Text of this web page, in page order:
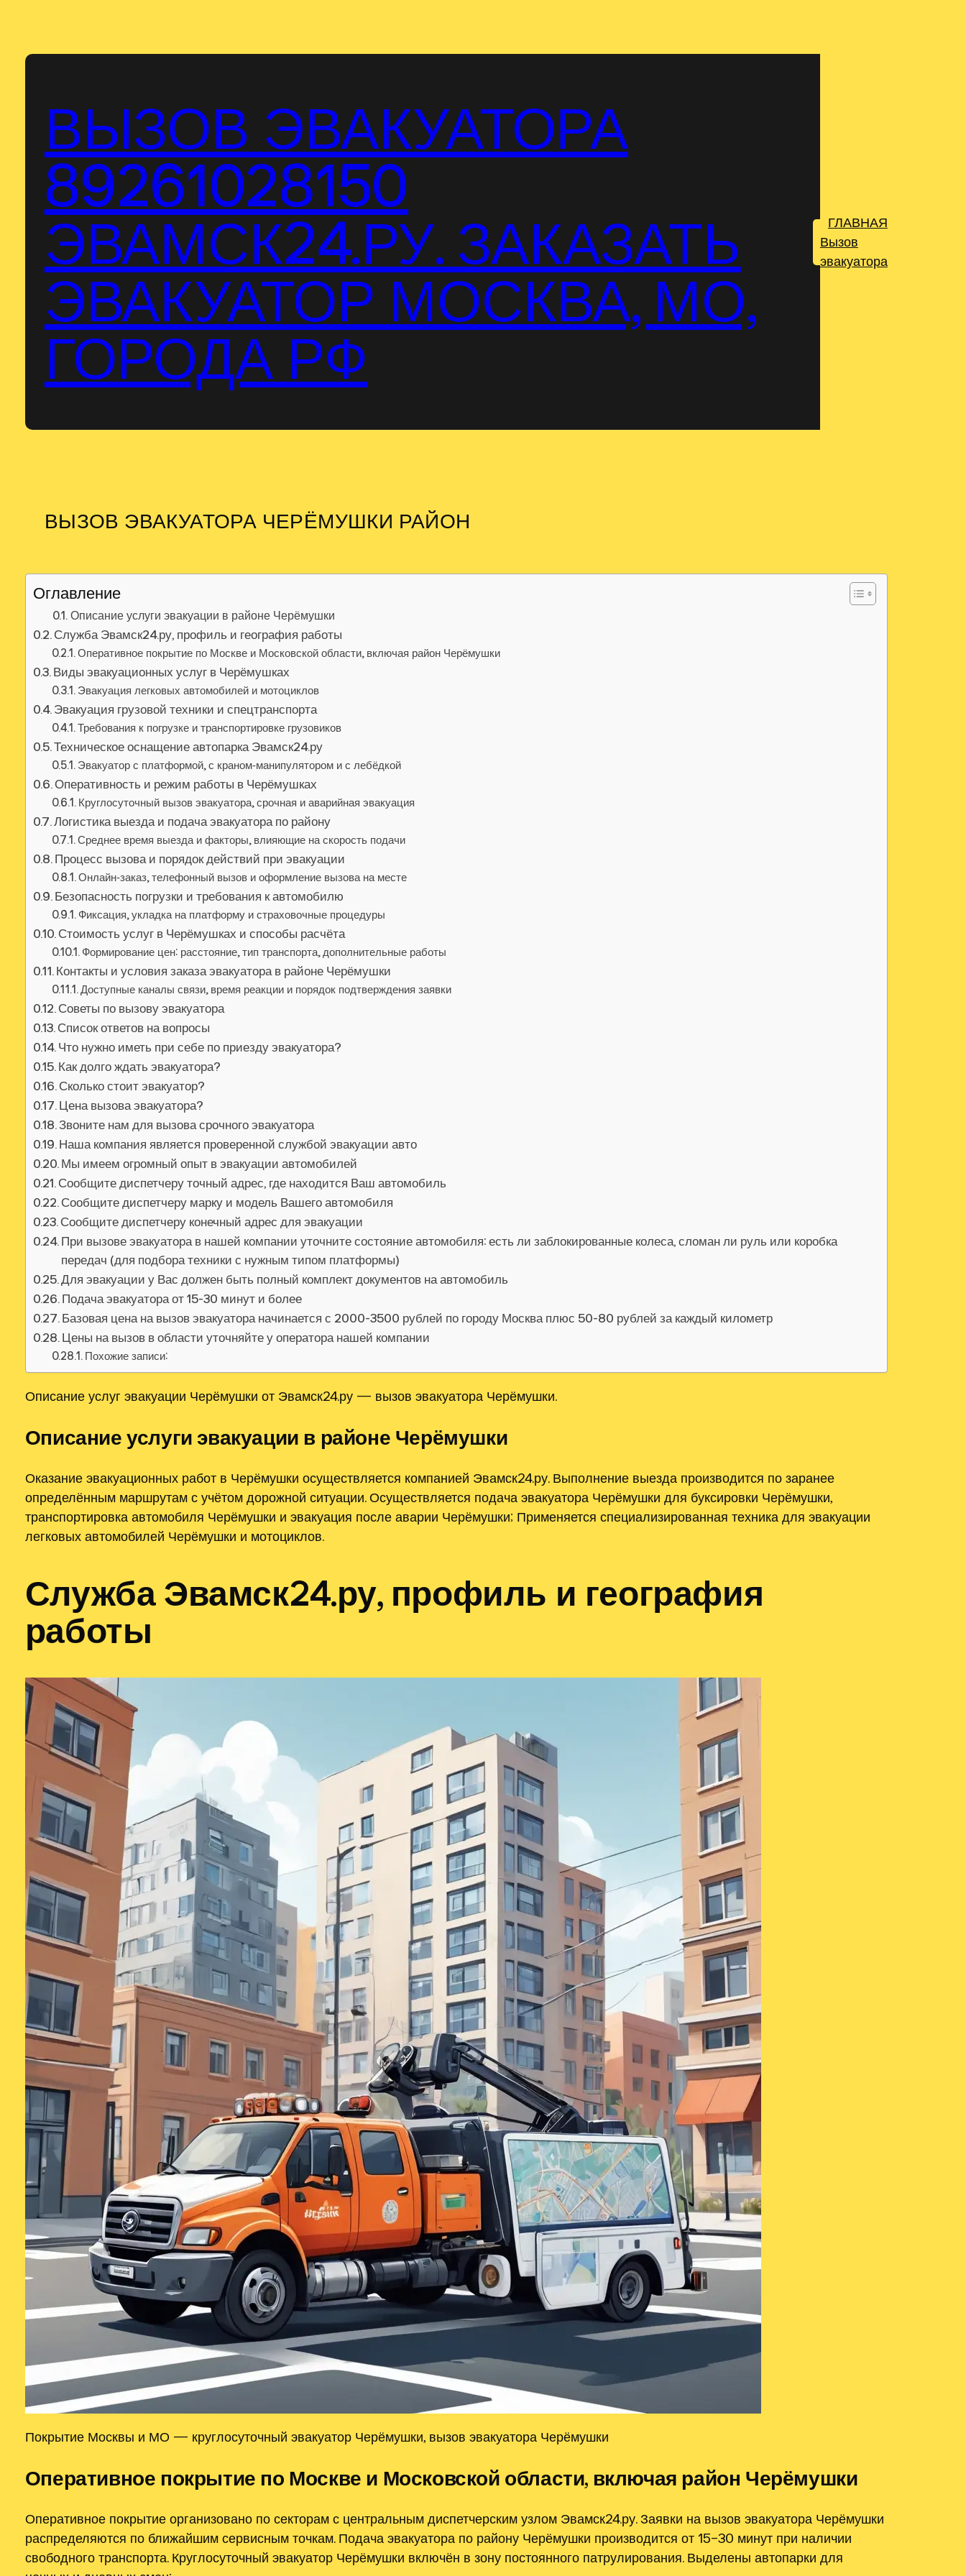
содержимому
ВЫЗОВ ЭВАКУАТОРА
89261028150
ЭВАМСК24.РУ. ЗАКАЗАТЬ
ЭВАКУАТОР МОСКВА, МО,
ГОРОДА РФ
ГЛАВНАЯ
Вызов
эвакуатора
ВЫЗОВ ЭВАКУАТОРА ЧЕРЁМУШКИ РАЙОН
Оглавление
Описание услуги эвакуации в районе Черёмушки
Служба Эвамск24.ру, профиль и география работы
Оперативное покрытие по Москве и Московской области, включая район Черёмушки
Виды эвакуационных услуг в Черёмушках
Эвакуация легковых автомобилей и мотоциклов
Эвакуация грузовой техники и спецтранспорта
Требования к погрузке и транспортировке грузовиков
Техническое оснащение автопарка Эвамск24.ру
Эвакуатор с платформой, с краном‑манипулятором и с лебёдкой
Оперативность и режим работы в Черёмушках
Круглосуточный вызов эвакуатора, срочная и аварийная эвакуация
Логистика выезда и подача эвакуатора по району
Среднее время выезда и факторы, влияющие на скорость подачи
Процесс вызова и порядок действий при эвакуации
Онлайн‑заказ, телефонный вызов и оформление вызова на месте
Безопасность погрузки и требования к автомобилю
Фиксация, укладка на платформу и страховочные процедуры
Стоимость услуг в Черёмушках и способы расчёта
Формирование цен: расстояние, тип транспорта, дополнительные работы
Контакты и условия заказа эвакуатора в районе Черёмушки
Доступные каналы связи, время реакции и порядок подтверждения заявки
Советы по вызову эвакуатора
Список ответов на вопросы
Что нужно иметь при себе по приезду эвакуатора?
Как долго ждать эвакуатора?
Сколько стоит эвакуатор?
Цена вызова эвакуатора?
Звоните нам для вызова срочного эвакуатора
Наша компания является проверенной службой эвакуации авто
Мы имеем огромный опыт в эвакуации автомобилей
Сообщите диспетчеру точный адрес, где находится Ваш автомобиль
Сообщите диспетчеру марку и модель Вашего автомобиля
Сообщите диспетчеру конечный адрес для эвакуации
При вызове эвакуатора в нашей компании уточните состояние автомобиля: есть ли заблокированные колеса, сломан ли руль или коробка
передач (для подбора техники с нужным типом платформы)
Для эвакуации у Вас должен быть полный комплект документов на автомобиль
Подача эвакуатора от 15-30 минут и более
Базовая цена на вызов эвакуатора начинается с 2000-3500 рублей по городу Москва плюс 50-80 рублей за каждый километр
Цены на вызов в области уточняйте у оператора нашей компании
Похожие записи:
Описание услуг эвакуации Черёмушки от Эвамск24.ру — вызов эвакуатора Черёмушки.
Описание услуги эвакуации в районе Черёмушки
Оказание эвакуационных работ в Черёмушки осуществляется компанией Эвамск24.ру. Выполнение выезда производится по заранее
определённым маршрутам с учётом дорожной ситуации. Осуществляется подача эвакуатора Черёмушки для буксировки Черёмушки,
транспортировка автомобиля Черёмушки и эвакуация после аварии Черёмушки; Применяется специализированная техника для эвакуации
легковых автомобилей Черёмушки и мотоциклов.
Служба Эвамск24.ру, профиль и география
работы
Покрытие Москвы и МО — круглосуточный эвакуатор Черёмушки, вызов эвакуатора Черёмушки
Оперативное покрытие по Москве и Московской области, включая район Черёмушки
Оперативное покрытие организовано по секторам с центральным диспетчерским узлом Эвамск24.ру. Заявки на вызов эвакуатора Черёмушки
распределяются по ближайшим сервисным точкам. Подача эвакуатора по району Черёмушки производится от 15–30 минут при наличии
свободного транспорта. Круглосуточный эвакуатор Черёмушки включён в зону постоянного патрулирования. Выделены автопарки для